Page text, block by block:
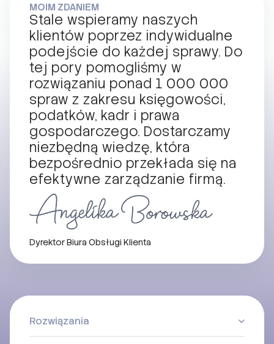
MOIM ZDANIEM
Stale wspieramy naszych
klientów poprzez indywidualne
podejście do każdej sprawy. Do
tej pory pomogliśmy w
rozwiązaniu ponad 1 000 000
spraw z zakresu księgowości,
podatków, kadr i prawa
gospodarczego. Dostarczamy
niezbędną wiedzę, która
bezpośrednio przekłada się na
efektywne zarządzanie firmą.
Dyrektor Biura Obsługi Klienta
Rozwiązania